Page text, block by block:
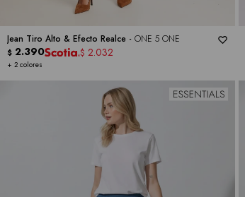
Jean Tiro Alto & Efecto Realce - ONE 5 ONE
+ 2 colores
$ 2.390 $ 2.032